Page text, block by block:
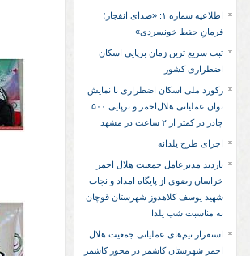
اطلاعیه شماره ۱: «صدای انفجار؛
فرمانِ حفظ خونسردی»
ثبت سریع‌ ترین زمان برپایی اسکان
اضطراری کشور
رکورد ملی اسکان اضطراری با نمایش
توان عملیاتی هلال‌احمر و برپایی ۵۰۰
چادر در کمتر از ۲ ساعت در مشهد
اجرای طرح یلدانه
بازدید مدیرعامل جمعیت هلال احمر
خراسان رضوی از پایگاه امداد و نجات
شهید یوسف کلاهدوز شهرستان قوچان
به مناسبت شب یلدا
استقرار تیم‌های عملیاتی جمعیت هلال
احمر شهرستان کاشمر در محور کاشمر